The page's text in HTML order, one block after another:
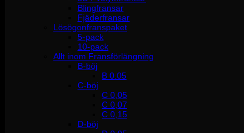
Blingfransar
Fjäderfransar
Lösögonfranspaket
5-pack
10-pack
Allt inom Fransförlängning
B-böj
B 0.05
C-böj
C 0,05
C 0,07
C 0,15
D-böj